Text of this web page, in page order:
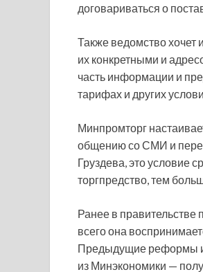
договариваться о
Также ведомство
их конкретными и
часть информации и
тарифах и других
Минпромторг
общению со СМИ и
Груздева, это условие
торгпредство, тем
Ранее в правительстве
всего она
Предыдущие реформы
из Минэкономики —